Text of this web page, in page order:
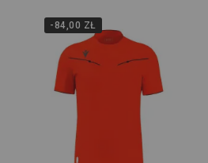
-84,00 ZŁ